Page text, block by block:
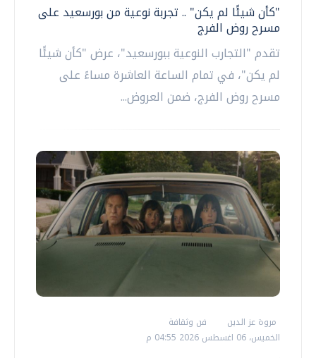
"كأن شيئًا لم يكن" .. تجربة نوعية من بورسعيد على
مسرح روض الفرج
تقدم "التجارب النوعية ببورسعيد"، عرض "كأن شيئًا
لم يكن"، في تمام الساعة العاشرة مساءً على
مسرح روض الفرج، ضمن العروض...
مروة عز الدين
فن وثقافة
الخميس، 06 اغسطس 2026 04:55 م